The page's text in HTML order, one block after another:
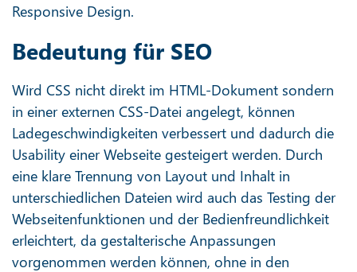
Responsive Design.
Bedeutung für SEO
Wird CSS nicht direkt im HTML-Dokument sondern
in einer externen CSS-Datei angelegt, können
Ladegeschwindigkeiten verbessert und dadurch die
Usability einer Webseite gesteigert werden. Durch
eine klare Trennung von Layout und Inhalt in
unterschiedlichen Dateien wird auch das Testing der
Webseitenfunktionen und der Bedienfreundlichkeit
erleichtert, da gestalterische Anpassungen
vorgenommen werden können, ohne in den